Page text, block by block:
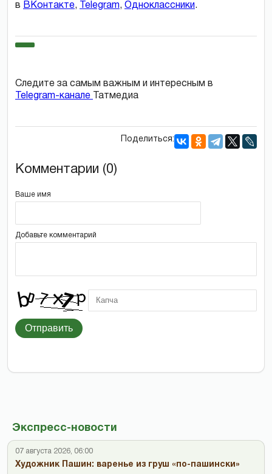
Экспресс-новости
07 августа 2026, 06:00
Художник Пашин: варенье из груш «по-пашински»
в ВКонтакте, Telegram, Одноклассники.
Следите за самым важным и интересным в
Telegram-канале
Татмедиа
Поделиться:
Комментарии (0)
Ваше имя
Добавьте комментарий
Отправить